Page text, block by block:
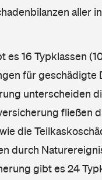
aller
16 Typklassen
für geschädigte
unterscheiden
fließen
die
durch
gibt es 24